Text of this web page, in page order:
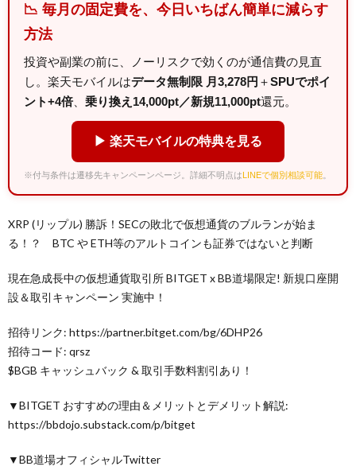
📉 毎月の固定費を、今日いちばん簡単に減らす
方法
投資や副業の前に、ノーリスクで効くのが通信費の見直
し。楽天モバイルはデータ無制限 月3,278円 ＋SPUでポイ
ント+4倍
乗り換え14,000pt／新規11,000pt還元。
▶ 楽天モバイルの特典を見る
※付与条件は遷移先キャンペーンページ。詳細不明点はLINEで個別相談可能
XRP (リップル) 勝訴！SECの敗北で仮想通貨のブルランが始ま
る！？ BTC や ETH等のアルトコインも証券ではないと判断
現在急成長中の仮想通貨取引所 BITGET x BB道場限定! 新規口座開
設＆取引キャンペーン 実施中！
招待リンク: https://partner.bitget.com/bg/6DHP26
招待コード: qrsz
$BGB キャッシュバック & 取引手数料割引あり！
▼BITGET おすすめの理由＆メリットとデメリット解説:
https://bbdojo.substack.com/p/bitget
▼BB道場オフィシャルTwitter